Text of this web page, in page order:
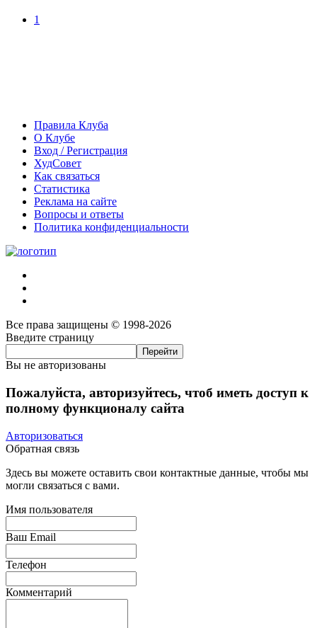
1
Правила Клуба
О Клубе
Вход / Регистрация
ХудСовет
Как связаться
Статистика
Реклама на сайте
Вопросы и ответы
Политика конфиденциальности
Все права защищены © 1998-2026
Введите страницу
Вы не авторизованы
Пожалуйста, авторизуйтесь, чтоб иметь доступ к
полному функционалу сайта
Авторизоваться
Обратная связь
Здесь вы можете оставить свои контактные данные, чтобы мы
могли связаться с вами.
Имя пользователя
Ваш Email
Телефон
Комментарий